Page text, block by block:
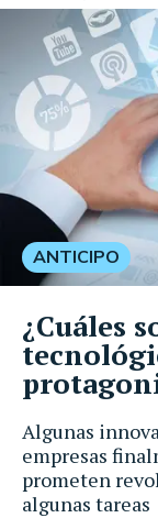
Algunas
empresas
prometen
algunas tareas
ANTICIPO
¿Cuáles